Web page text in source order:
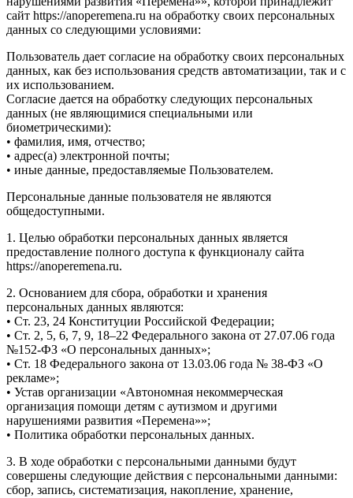
сайт https://anoperemena.ru на обработку своих персональных
данных со следующими условиями:
Пользователь дает согласие на обработку своих персональных
данных, как без использования средств автоматизации, так и с
их использованием.
Согласие дается на обработку следующих персональных
данных (не являющимися специальными или
биометрическими):
• фамилия, имя, отчество;
• адрес(а) электронной почты;
• иные данные, предоставляемые Пользователем.
Персональные данные пользователя не являются
общедоступными.
1. Целью обработки персональных данных является
предоставление полного доступа к функционалу сайта
https://anoperemena.ru.
2. Основанием для сбора, обработки и хранения
персональных данных являются:
• Ст. 23, 24 Конституции Российской Федерации;
• Ст. 2, 5, 6, 7, 9, 18–22 Федерального закона от 27.07.06 года
№152-ФЗ «О персональных данных»;
• Ст. 18 Федерального закона от 13.03.06 года № 38-ФЗ «О
рекламе»;
• Устав организации «Автономная некоммерческая
организация помощи детям с аутизмом и другими
нарушениями развития «Перемена»»;
• Политика обработки персональных данных.
3. В ходе обработки с персональными данными будут
совершены следующие действия с персональными данными:
сбор, запись, систематизация, накопление, хранение,